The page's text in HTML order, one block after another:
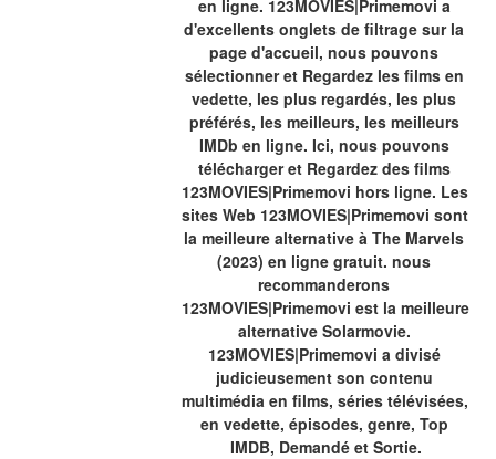
en ligne. 123MOVIES|Primemovi a
d'excellents onglets de filtrage sur la
page d'accueil, nous pouvons
sélectionner et Regardez les films en
vedette, les plus regardés, les plus
préférés, les meilleurs, les meilleurs
IMDb en ligne. Ici, nous pouvons
télécharger et Regardez des films
123MOVIES|Primemovi hors ligne. Les
sites Web 123MOVIES|Primemovi sont
la meilleure alternative à The Marvels
(2023) en ligne gratuit. nous
recommanderons
123MOVIES|Primemovi est la meilleure
alternative Solarmovie.
123MOVIES|Primemovi a divisé
judicieusement son contenu
multimédia en films, séries télévisées,
en vedette, épisodes, genre, Top
IMDB, Demandé et Sortie.